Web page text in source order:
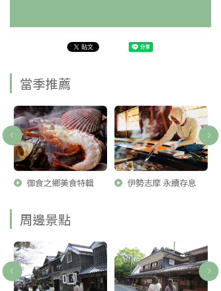
當季推薦
御食之鄉美食特輯 伊勢志摩 永續存息
周邊景點